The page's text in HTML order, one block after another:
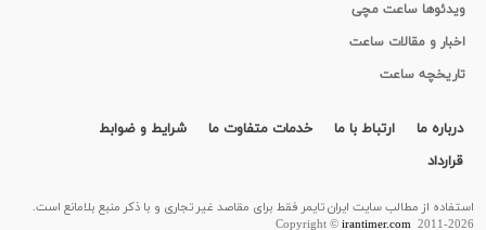
ویدئوها ساعت مچی
اخبار و مقالات ساعت
تاریخچه ساعت
درباره ما ارتباط با ما خدمات متفاوت ما
شرایط و ضوابط
قرارداد
استفاده از مطالب سايت ایران تایمر فقط برای مقاصد غیر تجاری و با ذکر منبع بلامانع است.
Copyright ©irantimer.com2011-2026